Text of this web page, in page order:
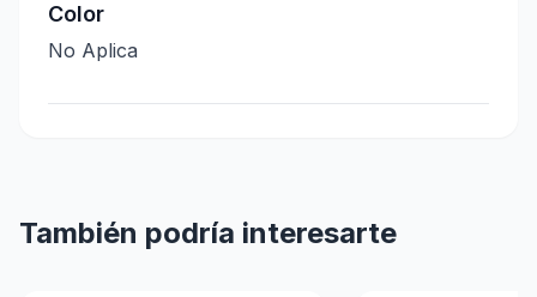
Color
No Aplica
También podría interesarte